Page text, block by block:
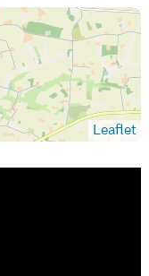
Leaflet